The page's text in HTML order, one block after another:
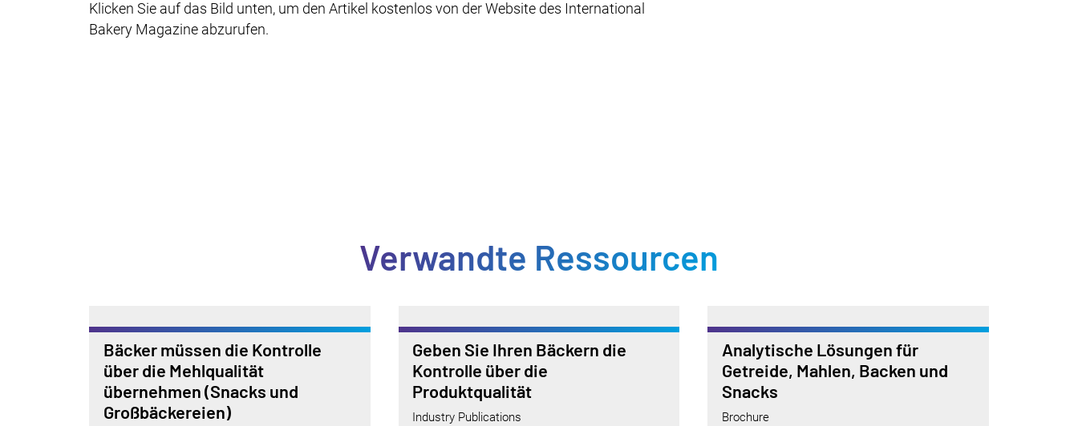
Klicken Sie auf das Bild unten, um den Artikel kostenlos von der Website des International
Bakery Magazine abzurufen.
Verwandte Ressourcen
Bäcker müssen die Kontrolle
über die Mehlqualität
übernehmen (Snacks und
Großbäckereien)
Geben Sie Ihren Bäckern die
Kontrolle über die
Produktqualität
Industry Publications
Analytische Lösungen für
Getreide, Mahlen, Backen und
Snacks
Brochure